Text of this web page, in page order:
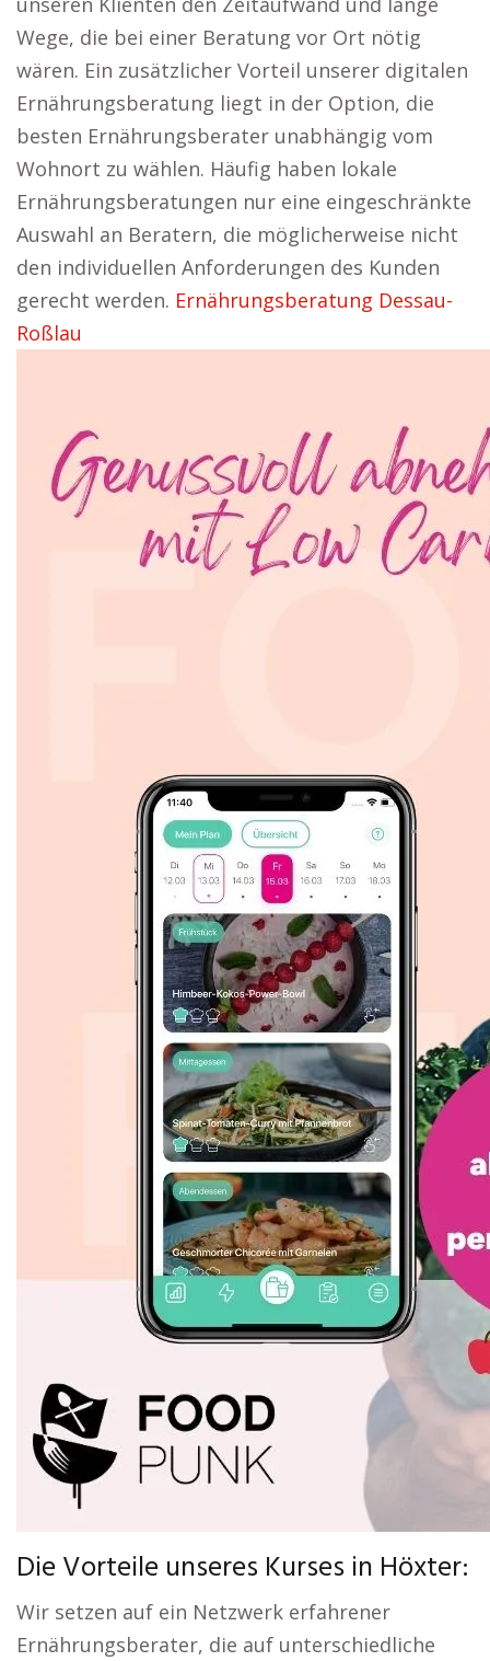
Wege, die bei einer Beratung vor Ort nötig
wären. Ein zusätzlicher Vorteil unserer digitalen
Ernährungsberatung liegt in der Option, die
besten Ernährungsberater unabhängig vom
Wohnort zu wählen. Häufig haben lokale
Ernährungsberatungen nur eine eingeschränkte
Auswahl an Beratern, die möglicherweise nicht
den individuellen Anforderungen des Kunden
gerecht werden. Ernährungsberatung Dessau-
Roßlau
Die Vorteile unseres Kurses in Höxter:
Wir setzen auf ein Netzwerk erfahrener
Ernährungsberater, die auf unterschiedliche